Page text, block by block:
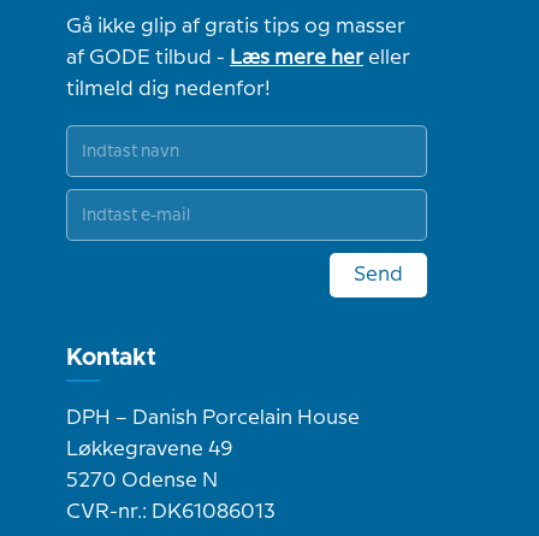
Gå ikke glip af gratis tips og masser
af GODE tilbud - Læs mere hereller
tilmeld dig nedenfor!
Send
Kontakt
DPH – Danish Porcelain House
Løkkegravene 49
5270 Odense N
CVR-nr.: DK61086013